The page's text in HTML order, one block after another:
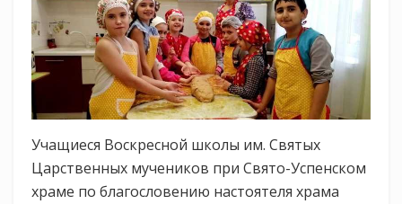
Учащиеся Воскресной школы им. Святых
Царственных мучеников при Свято-Успенском
храме по благословению настоятеля храма